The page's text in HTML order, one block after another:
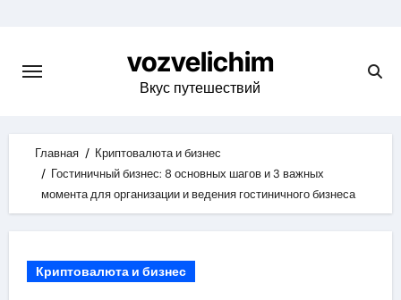
content
vozvelichim
Вкус путешествий
Главная
Криптовалюта и бизнес
Гостиничный бизнес: 8 основных шагов и 3 важных
момента для организации и ведения гостиничного бизнеса
Криптовалюта и бизнес